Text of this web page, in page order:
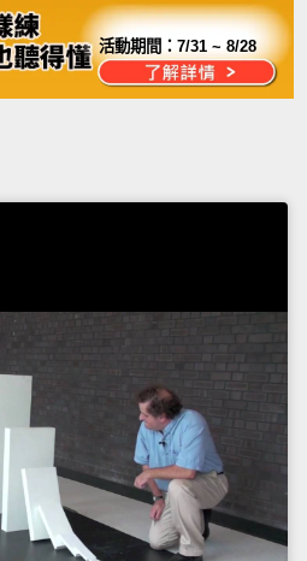
活動期間：7/31 ~ 8/28